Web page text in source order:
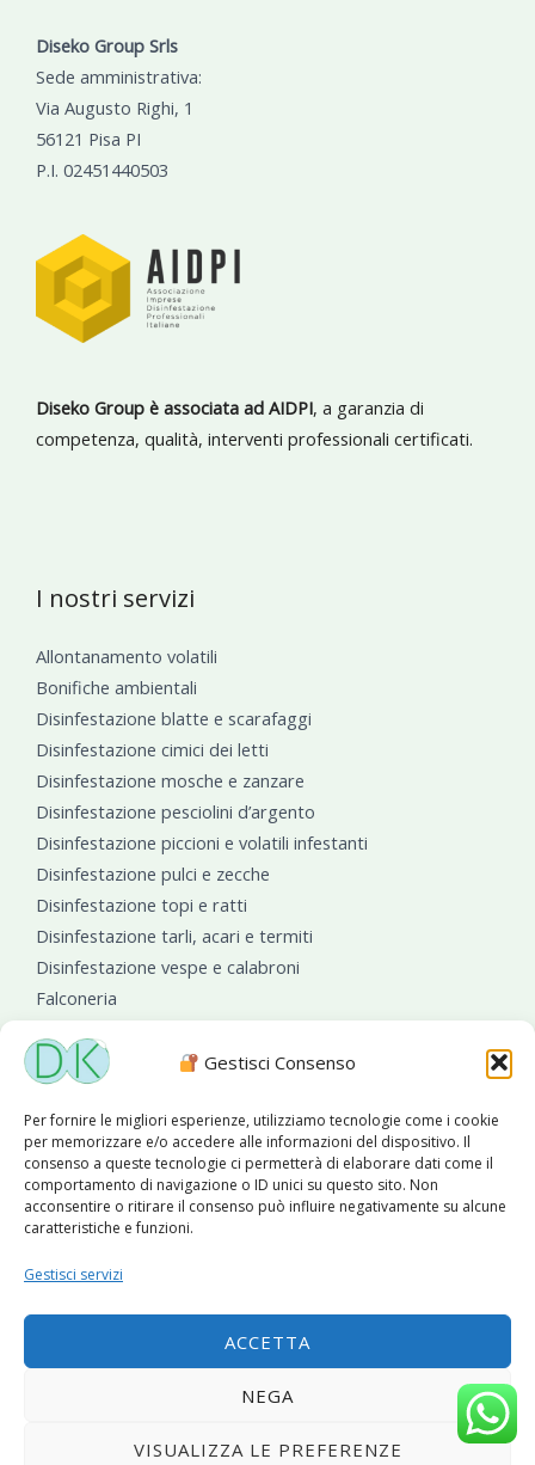
Gestisci Consenso
Per fornire le migliori esperienze, utilizziamo tecnologie come i cookie
per memorizzare e/o accedere alle informazioni del dispositivo. Il
consenso a queste tecnologie ci permetterà di elaborare dati come il
comportamento di navigazione o ID unici su questo sito. Non
acconsentire o ritirare il consenso può influire negativamente su alcune
caratteristiche e funzioni.
Gestisci servizi
ACCETTA
NEGA
VISUALIZZA LE PREFERENZE
Diseko Group Srls
Sede amministrativa:
Via Augusto Righi, 1
56121 Pisa PI
P.I. 02451440503
Diseko Group è associata ad AIDPI, a garanzia di
competenza, qualità, interventi professionali certificati.
I nostri servizi
Allontanamento volatili
Bonifiche ambientali
Disinfestazione blatte e scarafaggi
Disinfestazione cimici dei letti
Disinfestazione mosche e zanzare
Disinfestazione pesciolini d’argento
Disinfestazione piccioni e volatili infestanti
Disinfestazione pulci e zecche
Disinfestazione topi e ratti
Disinfestazione tarli, acari e termiti
Disinfestazione vespe e calabroni
Falconeria
Copyright © 2026 Diseko Group Srls |
|Sito web
Privacy Policy| Cookie Policy